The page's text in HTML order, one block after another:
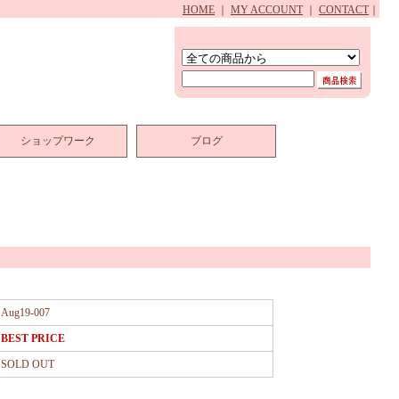
HOME MY ACCOUNT CONTACT
ショップワーク ブログ
Aug19-007
BEST PRICE
SOLD OUT